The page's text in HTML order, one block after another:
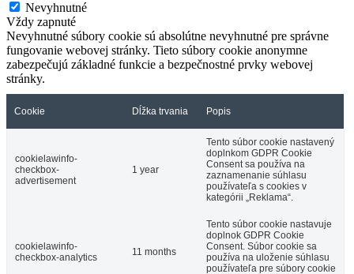
Nevyhnutné
Vždy zapnuté
Nevyhnutné súbory cookie sú absolútne nevyhnutné pre správne
fungovanie webovej stránky. Tieto súbory cookie anonymne
zabezpečujú základné funkcie a bezpečnostné prvky webovej
stránky.
Cookie Dĺžka trvania Popis
cookielawinfo-
checkbox-
advertisement
1 year
Tento súbor cookie nastavený
doplnkom GDPR Cookie
Consent sa používa na
zaznamenanie súhlasu
používateľa s cookies v
kategórii „Reklama“.
cookielawinfo-
checkbox-analytics
11 months
Tento súbor cookie nastavuje
doplnok GDPR Cookie
Consent. Súbor cookie sa
používa na uloženie súhlasu
používateľa pre súbory cookie